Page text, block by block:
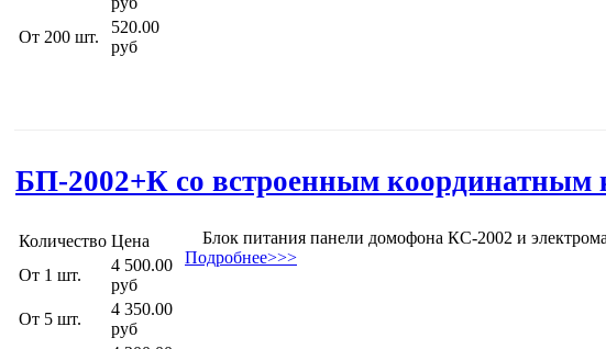
От 200 шт.
520.00
руб
БП-2002+К со встроенным координатным
Количество Цена
От 1 шт.
4 500.00
руб
От 5 шт.
4 350.00
руб
Блок питания панели домофона КС-2002 и
Подробнее>>>